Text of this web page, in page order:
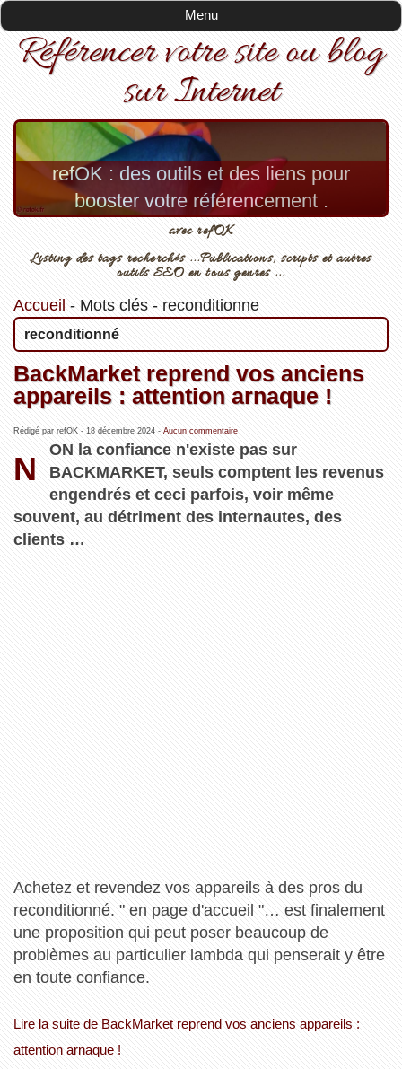
Menu
Référencer votre site ou blog
sur Internet
refOK : des outils et des liens pour
booster votre référencement .
avec refOK
Listing des tags recherchés ...Publications, scripts et autres
outils SEO en tous genres ...
Accueil - Mots clés- reconditionne
reconditionné
BackMarket reprend vos anciens
appareils : attention arnaque !
Rédigé par refOK - 18 décembre 2024- Aucun commentaire
N
ON la confiance n'existe pas sur
BACKMARKET, seuls comptent les revenus
engendrés et ceci parfois, voir même
souvent, au détriment des internautes, des
clients …
Achetez et revendez vos appareils à des pros du
reconditionné. " en page d'accueil "… est finalement
une proposition qui peut poser beaucoup de
problèmes au particulier lambda qui penserait y être
en toute confiance.
Lire la suite de BackMarket reprend vos anciens appareils :
attention arnaque !